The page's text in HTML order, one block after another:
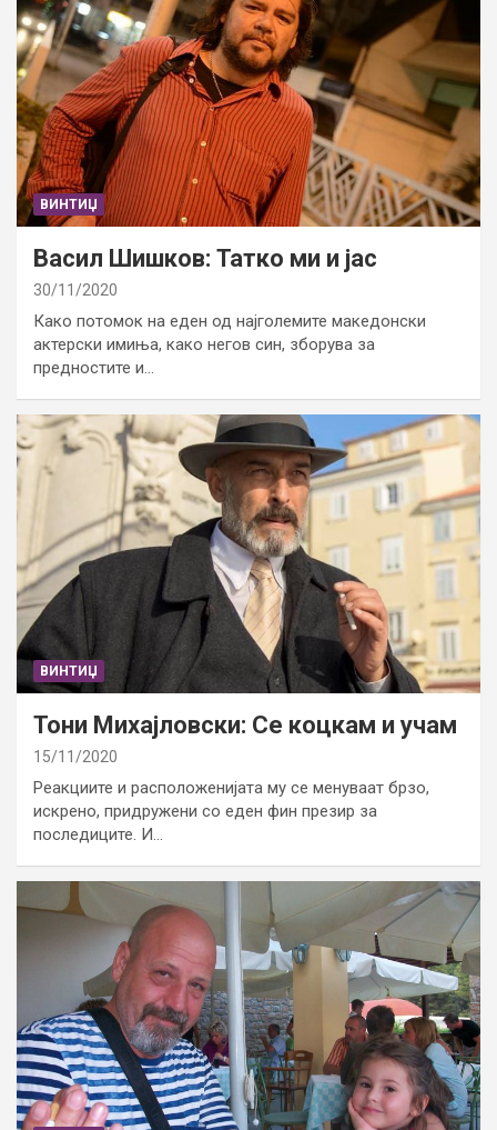
ВИНТИЏ
Васил Шишков: Татко ми и јас
30/11/2020
Како потомок на еден од најголемите македонски
актерски имиња, како негов син, зборува за
предностите и…
ВИНТИЏ
Тони Михајловски: Се коцкам и учам
15/11/2020
Реакциите и расположенијата му се менуваат брзо,
искрено, придружени со еден фин презир за
последиците. И…